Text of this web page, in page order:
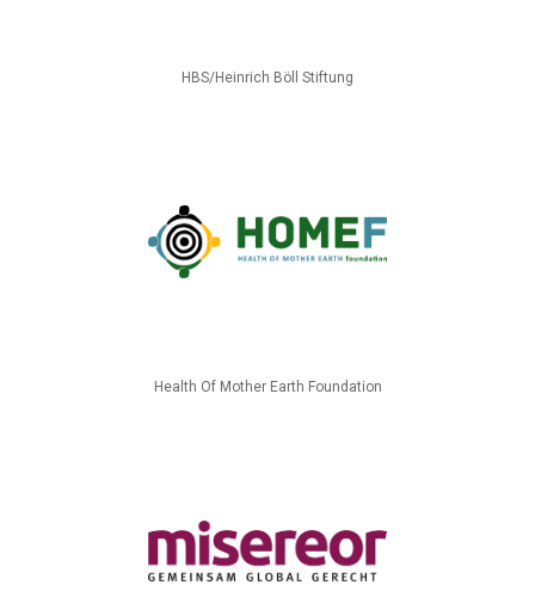
HBS/Heinrich Böll Stiftung
Health Of Mother Earth Foundation